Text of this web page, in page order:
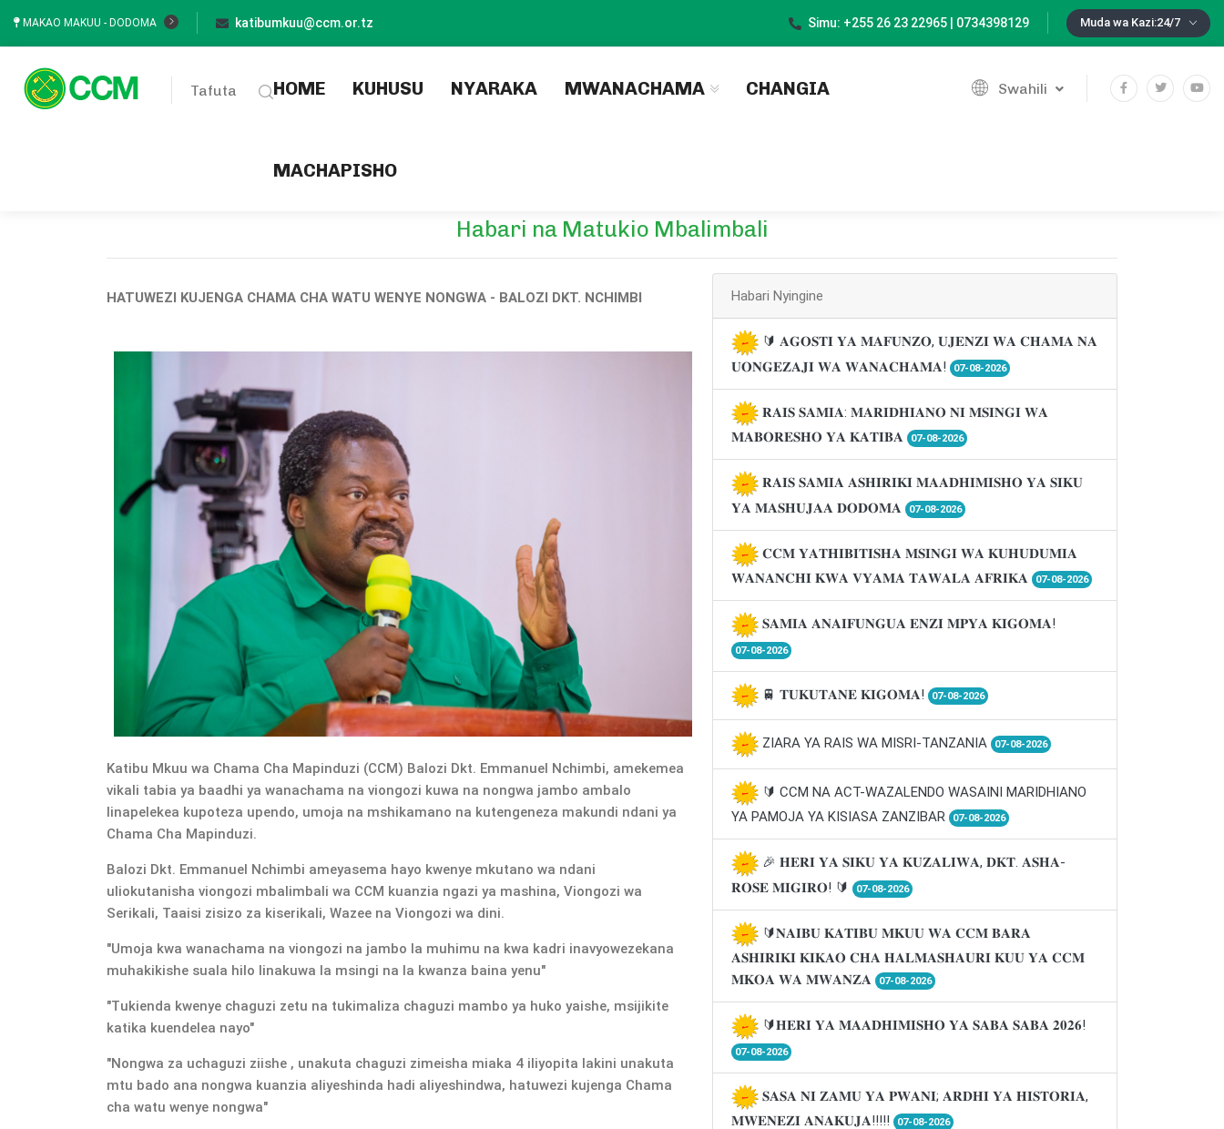
MAKAO MAKUU - DODOMA katibumkuu@ccm.or.tz Simu: +255 26 23 22965 | 0734398129 Muda wa Kazi:24/7
Tafuta HOME(current)
KUHUSU NYARAKA MWANACHAMA CHANGIA
MACHAPISHO
Swahili
Habari na Matukio Mbalimbali
HATUWEZI KUJENGA CHAMA CHA WATU WENYE NONGWA - BALOZI DKT. NCHIMBI
Katibu Mkuu wa Chama Cha Mapinduzi (CCM) Balozi Dkt. Emmanuel Nchimbi, amekemea
vikali tabia ya baadhi ya wanachama na viongozi kuwa na nongwa jambo ambalo
linapelekea kupoteza upendo, umoja na mshikamano na kutengeneza makundi ndani ya
Chama Cha Mapinduzi.
Balozi Dkt. Emmanuel Nchimbi ameyasema hayo kwenye mkutano wa ndani
uliokutanisha viongozi mbalimbali wa CCM kuanzia ngazi ya mashina, Viongozi wa
Serikali, Taaisi zisizo za kiserikali, Wazee na Viongozi wa dini.
"Umoja kwa wanachama na viongozi na jambo la muhimu na kwa kadri inavyowezekana
muhakikishe suala hilo linakuwa la msingi na la kwanza baina yenu"
"Tukienda kwenye chaguzi zetu na tukimaliza chaguzi mambo ya huko yaishe, msijikite
katika kuendelea nayo"
"Nongwa za uchaguzi ziishe , unakuta chaguzi zimeisha miaka 4 iliyopita lakini unakuta
mtu bado ana nongwa kuanzia aliyeshinda hadi aliyeshindwa, hatuwezi kujenga Chama
cha watu wenye nongwa"
Habari Nyingine
🔰 𝐀𝐆𝐎𝐒𝐓𝐈 𝐘𝐀 𝐌𝐀𝐅𝐔𝐍𝐙𝐎, 𝐔𝐉𝐄𝐍𝐙𝐈 𝐖𝐀 𝐂𝐇𝐀𝐌𝐀 𝐍𝐀
𝐔𝐎𝐍𝐆𝐄𝐙𝐀𝐉𝐈 𝐖𝐀 𝐖𝐀𝐍𝐀𝐂𝐇𝐀𝐌𝐀!
07-08-2026
𝐑𝐀𝐈𝐒 𝐒𝐀𝐌𝐈𝐀: 𝐌𝐀𝐑𝐈𝐃𝐇𝐈𝐀𝐍𝐎 𝐍𝐈 𝐌𝐒𝐈𝐍𝐆𝐈 𝐖𝐀
𝐌𝐀𝐁𝐎𝐑𝐄𝐒𝐇𝐎 𝐘𝐀 𝐊𝐀𝐓𝐈𝐁𝐀
07-08-2026
𝐑𝐀𝐈𝐒 𝐒𝐀𝐌𝐈𝐀 𝐀𝐒𝐇𝐈𝐑𝐈𝐊𝐈 𝐌𝐀𝐀𝐃𝐇𝐈𝐌𝐈𝐒𝐇𝐎 𝐘𝐀 𝐒𝐈𝐊𝐔
𝐘𝐀 𝐌𝐀𝐒𝐇𝐔𝐉𝐀𝐀 𝐃𝐎𝐃𝐎𝐌𝐀
07-08-2026
𝐂𝐂𝐌 𝐘𝐀𝐓𝐇𝐈𝐁𝐈𝐓𝐈𝐒𝐇𝐀 𝐌𝐒𝐈𝐍𝐆𝐈 𝐖𝐀 𝐊𝐔𝐇𝐔𝐃𝐔𝐌𝐈𝐀
𝐖𝐀𝐍𝐀𝐍𝐂𝐇𝐈 𝐊𝐖𝐀 𝐕𝐘𝐀𝐌𝐀 𝐓𝐀𝐖𝐀𝐋𝐀 𝐀𝐅𝐑𝐈𝐊𝐀
07-08-2026
𝐒𝐀𝐌𝐈𝐀 𝐀𝐍𝐀𝐈𝐅𝐔𝐍𝐆𝐔𝐀 𝐄𝐍𝐙𝐈 𝐌𝐏𝐘𝐀 𝐊𝐈𝐆𝐎𝐌𝐀!
07-08-2026
🚆 𝐓𝐔𝐊𝐔𝐓𝐀𝐍𝐄 𝐊𝐈𝐆𝐎𝐌𝐀! 07-08-2026
ZIARA YA RAIS WA MISRI-TANZANIA 07-08-2026
🔰 CCM NA ACT-WAZALENDO WASAINI MARIDHIANO
YA PAMOJA YA KISIASA ZANZIBAR
07-08-2026
🎉 𝐇𝐄𝐑𝐈 𝐘𝐀 𝐒𝐈𝐊𝐔 𝐘𝐀 𝐊𝐔𝐙𝐀𝐋𝐈𝐖𝐀, 𝐃𝐊𝐓. 𝐀𝐒𝐇𝐀-
𝐑𝐎𝐒𝐄 𝐌𝐈𝐆𝐈𝐑𝐎! 🔰
07-08-2026
🔰𝐍𝐀𝐈𝐁𝐔 𝐊𝐀𝐓𝐈𝐁𝐔 𝐌𝐊𝐔𝐔 𝐖𝐀 𝐂𝐂𝐌 𝐁𝐀𝐑𝐀
𝐀𝐒𝐇𝐈𝐑𝐈𝐊𝐈 𝐊𝐈𝐊𝐀𝐎 𝐂𝐇𝐀 𝐇𝐀𝐋𝐌𝐀𝐒𝐇𝐀𝐔𝐑𝐈 𝐊𝐔𝐔 𝐘𝐀 𝐂𝐂𝐌
𝐌𝐊𝐎𝐀 𝐖𝐀 𝐌𝐖𝐀𝐍𝐙𝐀
07-08-2026
🔰𝐇𝐄𝐑𝐈 𝐘𝐀 𝐌𝐀𝐀𝐃𝐇𝐈𝐌𝐈𝐒𝐇𝐎 𝐘𝐀 𝐒𝐀𝐁𝐀 𝐒𝐀𝐁𝐀 𝟐𝟎𝟐𝟔!
07-08-2026
𝐒𝐀𝐒𝐀 𝐍𝐈 𝐙𝐀𝐌𝐔 𝐘𝐀 𝐏𝐖𝐀𝐍𝐈; 𝐀𝐑𝐃𝐇𝐈 𝐘𝐀 𝐇𝐈𝐒𝐓𝐎𝐑𝐈𝐀,
𝐌𝐖𝐄𝐍𝐄𝐙𝐈 𝐀𝐍𝐀𝐊𝐔𝐉𝐀!!!!!
07-08-2026